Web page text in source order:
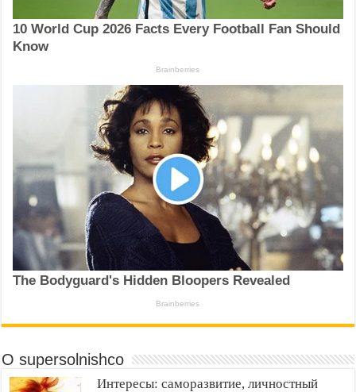
О supersolnishco
Интересы: саморазвитие, личностный